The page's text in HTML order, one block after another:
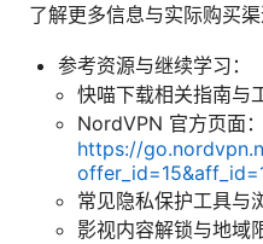
了解更多信息与实际购买
参考资源与继续学习：
快喵下载相关指南与
NordVPN 官方页面：
https://
常见隐私保护工具与
影视内容解锁与地域